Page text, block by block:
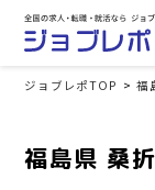
ジョブレポTOP 福
福島県 桑